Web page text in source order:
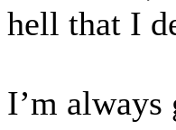
hell that I
I’m always